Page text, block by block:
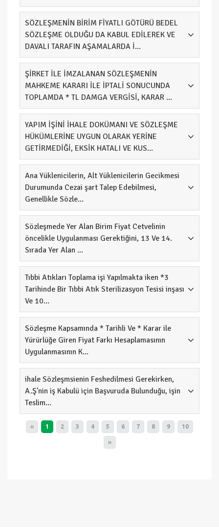
SÖZLEŞMENİN BİRİM FİYATLI GÖTÜRÜ BEDEL
SÖZLEŞME OLDUĞU DA KABUL EDİLEREK VE
DAVALI TARAFIN AŞAMALARDA İ...
ŞİRKET İLE İMZALANAN SÖZLEŞMENİN
MAHKEME KARARI İLE İPTALİ SONUCUNDA
TOPLAMDA * TL DAMGA VERGİSİ, KARAR ...
YAPIM İŞİNİ İHALE DOKÜMANI VE SÖZLEŞME
HÜKÜMLERİNE UYGUN OLARAK YERİNE
GETİRMEDİĞİ, EKSİK HATALI VE KUS...
Ana Yüklenicilerin, Alt Yüklenicilerin Gecikmesi
Durumunda Cezai şart Talep Edebilmesi,
Genellikle Sözle...
Sözleşmede Yer Alan Birim Fiyat Cetvelinin
öncelikle Uygulanması Gerektiğini, 13 Ve 14.
Sırada Yer Alan ...
Tıbbi Atıkları Toplama işi Yapılmakta iken *3
Tarihinde Bir Tıbbi Atık Sterilizasyon Tesisi inşası
Ve 10...
Sözleşme Kapsamında * Tarihli Ve * Karar ile
Yürürlüğe Giren Fiyat Farkı Hesaplamasının
Uygulanmasının K...
ihale Sözleşmsienin Feshedilmesi Gerekirken,
A.Ş'nin iş Kabulü için Başvuruda Bulunduğu, işin
Teslim...
« 1 2 3 4 5 6 7 8 9 10
»